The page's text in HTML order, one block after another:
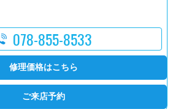
078-855-8533
修理価格はこちら
ご来店予約